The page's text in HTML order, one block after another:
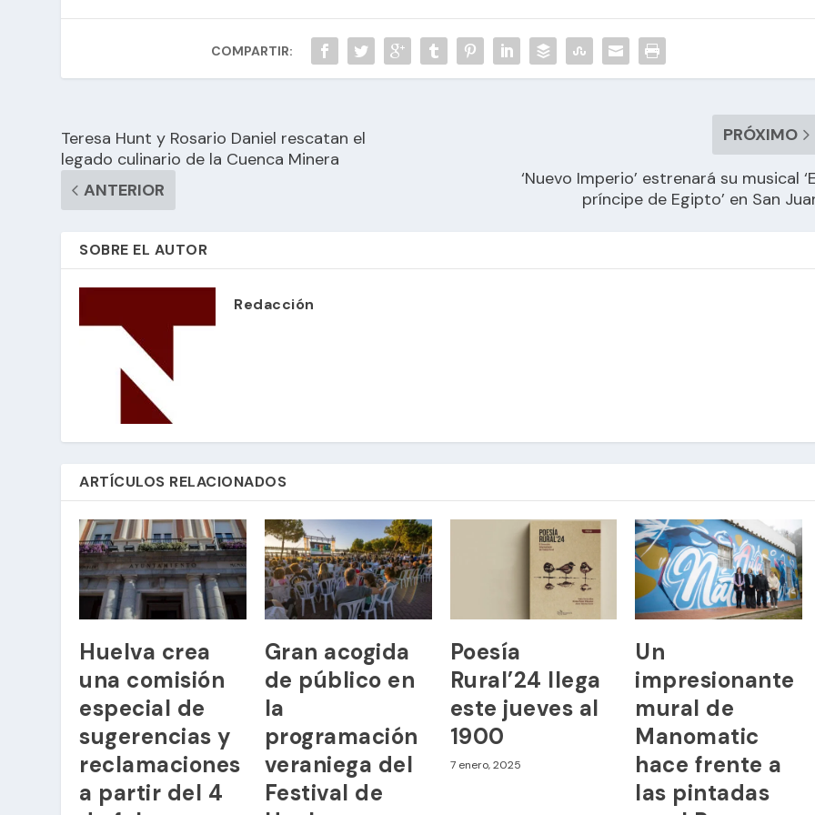
COMPARTIR:
Teresa Hunt y Rosario Daniel rescatan el
legado culinario de la Cuenca Minera
ANTERIOR
PRÓXIMO
‘Nuevo Imperio’ estrenará su musical
príncipe de Egipto’ en San
SOBRE EL AUTOR
Redacción
ARTÍCULOS RELACIONADOS
Huelva crea
una comisión
especial de
sugerencias y
reclamaciones
a partir del 4
Gran acogida
de público en
la
programación
veraniega del
Festival de
Poesía
Rural’24 llega
este jueves al
1900
7 enero, 2025
Un
impresionante
mural de
Manomatic
hace frente a
las pintadas